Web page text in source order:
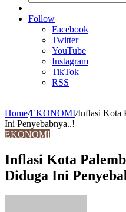
Article
Follow
Facebook
Twitter
YouTube
Instagram
TikTok
RSS
Home/EKONOMI/Inflasi Kota
Ini Penyebabnya..!
EKONOMI
Inflasi Kota
Diduga Ini